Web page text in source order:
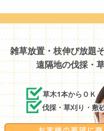
雑草放置・枝伸び放題
遠隔地の伐採・
草木1本からＯＫ
伐採・草刈り・敷